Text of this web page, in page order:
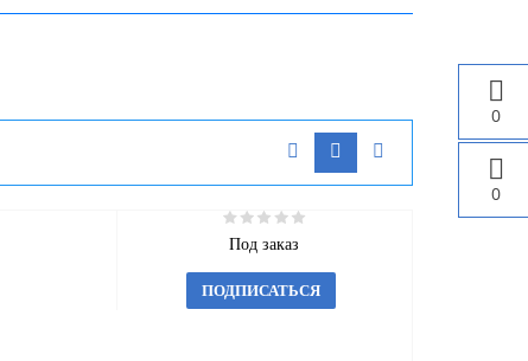
0
0
Под заказ
ПОДПИСАТЬСЯ